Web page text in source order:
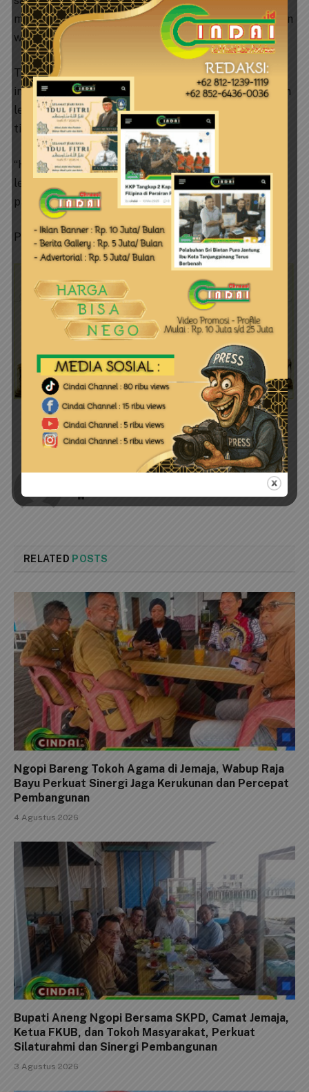
milik PT.RBM yang nilainya 20% di bawah harga satuan
wajar,” lanjut Edi.
Tidak hanya itu, dirinya juga membeberkan indikasi –
indikasi lainnya yang merujuk pada dugaan pengaturan
lelang sehingga kendati terdapat harga satuan
timpang, tetapi tidak melebihi HPS.
“Hal ini dapat terjadi, bila PPK menetapkan HPS pada
lelang, tidak mengacu pada EE atau OE yang mengacu
pada harga pasar.” tutup Edi.
Penulis : Tim
cindai
Website
RELATED POSTS
Ngopi Bareng Tokoh Agama di Jemaja, Wabup Raja
Bayu Perkuat Sinergi Jaga Kerukunan dan Percepat
Pembangunan
4 Agustus 2026
Bupati Aneng Ngopi Bersama SKPD, Camat Jemaja,
Ketua FKUB, dan Tokoh Masyarakat, Perkuat
Silaturahmi dan Sinergi Pembangunan
3 Agustus 2026